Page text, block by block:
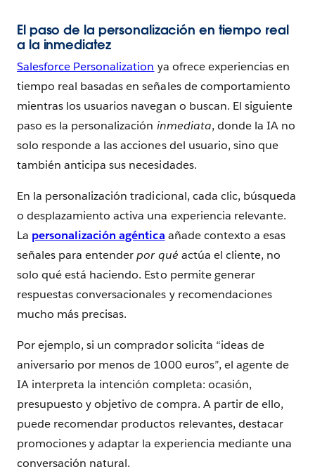
El paso de la personalización en tiempo real
a la inmediatez
Salesforce Personalization ya ofrece experiencias en
tiempo real basadas en señales de comportamiento
mientras los usuarios navegan o buscan. El siguiente
paso es la personalización inmediata, donde la IA no
solo responde a las acciones del usuario, sino que
también anticipa sus necesidades.
En la personalización tradicional, cada clic, búsqueda
o desplazamiento activa una experiencia relevante.
La personalización agéntica añade contexto a esas
señales para entenderpor qué actúa el cliente, no
solo qué está haciendo. Esto permite generar
respuestas conversacionales y recomendaciones
mucho más precisas.
Por ejemplo, si un comprador solicita “ideas de
aniversario por menos de 1000 euros”, el agente de
IA interpreta la intención completa: ocasión,
presupuesto y objetivo de compra. A partir de ello,
puede recomendar productos relevantes, destacar
promociones y adaptar la experiencia mediante una
conversación natural.